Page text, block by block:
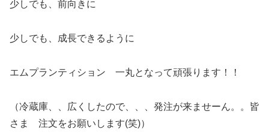
少しでも、前向きに
少しでも、成長できるように
エムプランティション 一丸となって頑張ります！！
（冷蔵庫、、広くしたので、、、発注が来ませーん。。皆
さま 注文をお願いします(笑)）